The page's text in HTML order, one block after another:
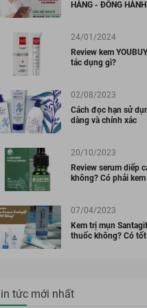
HÀNG - ĐỒNG
24/01/2024
Review kem
tác dụng gì?
02/08/2023
Cách đọc hạn sử
dàng và chính xác
20/10/2023
Review serum diếp
không? Có phải
07/04/2023
Kem trị mụn
thuốc không? Có
tức mới nhất